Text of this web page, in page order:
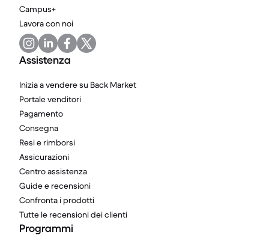
Campus+
Lavora con noi
Assistenza
Inizia a vendere su Back Market
Portale venditori
Pagamento
Consegna
Resi e rimborsi
Assicurazioni
Centro assistenza
Guide e recensioni
Confronta i prodotti
Tutte le recensioni dei clienti
Programmi